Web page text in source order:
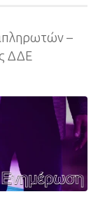
–
ΔΔΕ